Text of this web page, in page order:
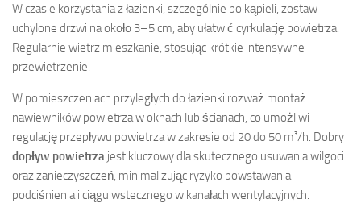
W czasie korzystania z łazienki, szczególnie po kąpieli, zostaw
uchylone drzwi na około 3–5 cm, aby ułatwić cyrkulację powietrza.
Regularnie wietrz mieszkanie, stosując krótkie intensywne
przewietrzenie.
W pomieszczeniach przyległych do łazienki rozważ montaż
nawiewników powietrza w oknach lub ścianach, co umożliwi
regulację przepływu powietrza w zakresie od 20 do 50 m³/h. Dobry
dopływ powietrza jest kluczowy dla skutecznego usuwania wilgoci
oraz zanieczyszczeń, minimalizując ryzyko powstawania
podciśnienia i ciągu wstecznego w kanałach wentylacyjnych.